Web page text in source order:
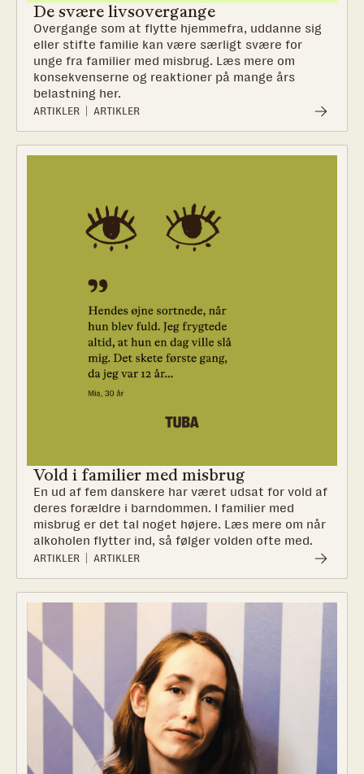
De svære livsovergange
Overgange som at flytte hjemmefra, uddanne sig
eller stifte familie kan være særligt svære for
unge fra familier med misbrug. Læs mere om
konsekvenserne og reaktioner på mange års
belastning her.‍
ARTIKLER ARTIKLER
Vold i familier med misbrug
En ud af fem danskere har været udsat for vold af
deres forældre i barndommen. I familier med
misbrug er det tal noget højere. Læs mere om når
alkoholen flytter ind, så følger volden ofte med.
ARTIKLER ARTIKLER